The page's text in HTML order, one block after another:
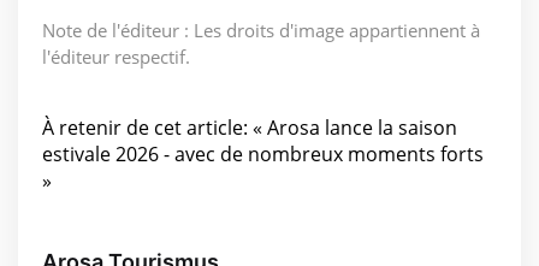
Note de l'éditeur : Les droits d'image appartiennent à
l'éditeur respectif.
À retenir de cet article: « Arosa lance la saison
estivale 2026 - avec de nombreux moments forts
»